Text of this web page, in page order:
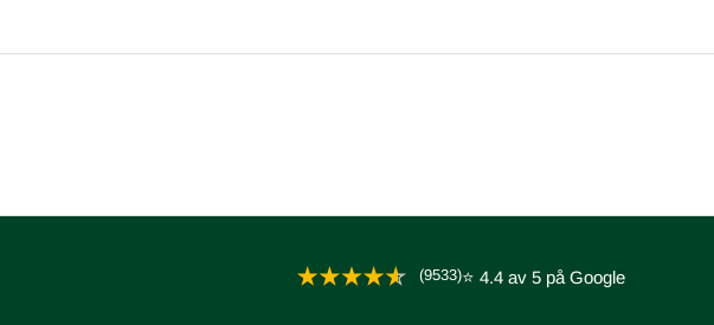
(9533)⭐ 4.4 av 5 på Google